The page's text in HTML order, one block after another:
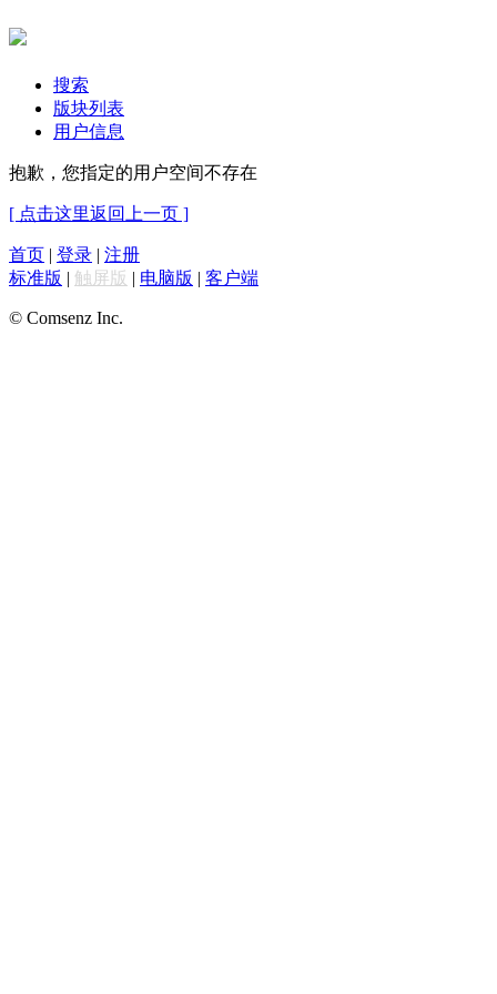
搜索
版块列表
用户信息
抱歉，您指定的用户空间不存在
[ 点击这里返回上一页 ]
首页 | 登录 | 注册
标准版 | 触屏版 | 电脑版 | 客户端
© Comsenz Inc.